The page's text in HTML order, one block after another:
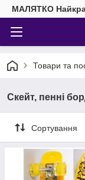
МАЛЯТКО
Товари та
Скейт, пенні
Сортування